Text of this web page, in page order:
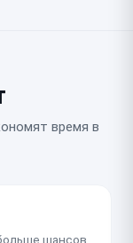
время в
шансов